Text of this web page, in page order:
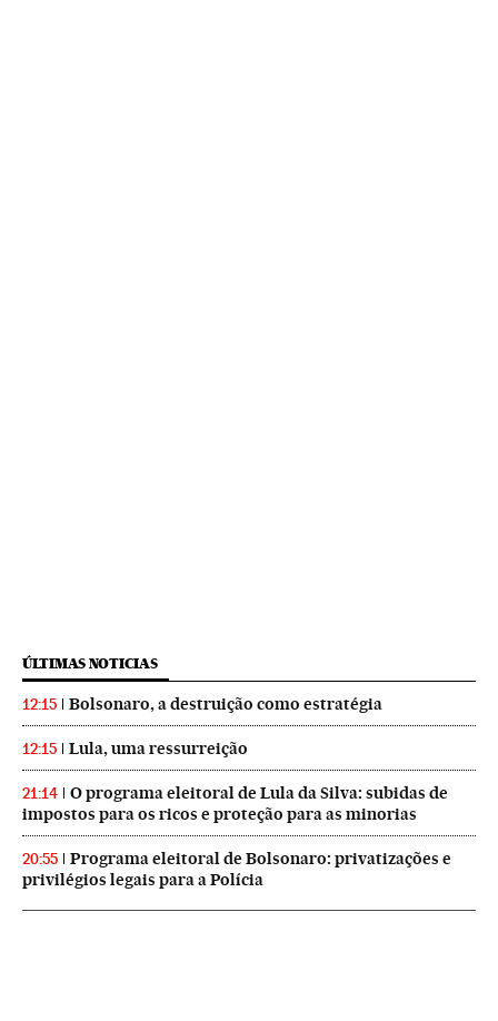
ÚLTIMAS NOTICIAS
12:15 Bolsonaro, a destruição como estratégia
12:15 Lula, uma ressurreição
21:14
O programa eleitoral de Lula da Silva: subidas de
impostos para os ricos e proteção para as minorias
20:55
Programa eleitoral de Bolsonaro: privatizações e
privilégios legais para a Polícia